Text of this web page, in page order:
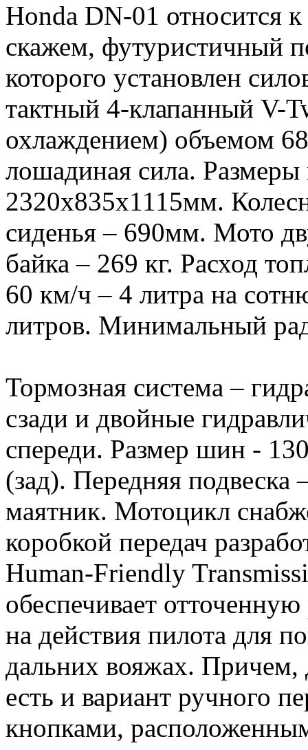
Honda DN-01 относится
скажем, футуристичный
которого установлен
тактный 4-клапанный V-
охлаждением) объемом
лошадиная сила. Размеры
2320х835х1115мм.
сиденья – 690мм. Мото
байка – 269 кг. Расход
60 км/ч – 4 литра на
литров. Минимальный
Тормозная система –
сзади и двойные
спереди. Размер шин -
(зад). Передняя подвеска
маятник. Мотоцикл
коробкой передач
Human-Friendly
обеспечивает
на действия пилота для
дальних вояжах.
есть и вариант ручного
кнопками,